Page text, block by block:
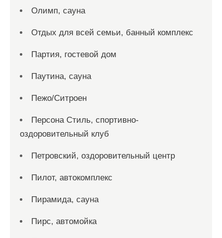
Олимп, сауна
Отдых для всей семьи, банный комплекс
Партия, гостевой дом
Паутина, сауна
Пежо/Ситроен
Персона Стиль, спортивно-
оздоровительный клуб
Петровский, оздоровительный центр
Пилот, автокомплекс
Пирамида, сауна
Пирс, автомойка